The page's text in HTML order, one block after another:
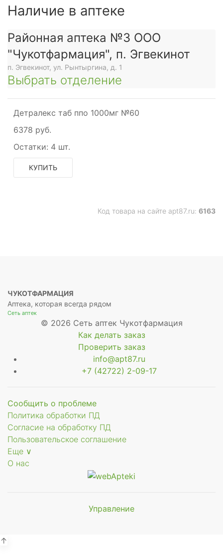
Наличие в аптеке
Районная аптека №3 ООО
"Чукотфармация", п. Эгвекинот
п. Эгвекинот, ул. Рынтыргина, д. 1
Выбрать отделение
Детралекс таб ппо 1000мг №60
6378 руб.
Остатки: 4 шт.
КУПИТЬ
Код товара на сайте apt87.ru: 6163
ЧУКОТФАРМАЦИЯ
Аптека, которая всегда рядом
Сеть аптек
© 2026 Сеть аптек Чукотфармация
Как делать заказ
Проверить заказ
info@apt87.ru
+7 (42722) 2-09-17
Сообщить о проблеме
Политика обработки ПД
Согласие на обработку ПД
Пользовательское соглашение
Еще ∨
О нас
Управление
↑
Мы будем